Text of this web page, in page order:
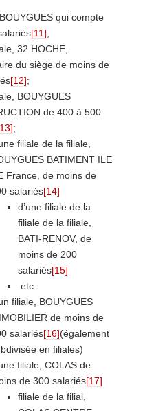
qui compte
[11];
32 HOCHE,
du siège de moins de
[12];
BOUYGUES
de 400 à 500
;
filiale de la filiale,
BATIMENT ILE
France, de moins de
salariés[14]
d’une filiale de la
filiale de la filiale,
BATI-RENOV, de
moins de 200
salariés[15]
etc.
filiale, BOUYGUES
de moins de
salariés[16](également
en filiales)
filiale, COLAS de
de 300 salariés[17]
filiale de la filial,